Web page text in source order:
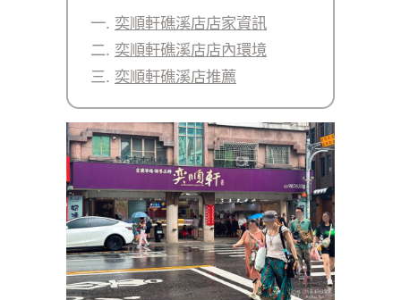
奕順軒礁溪店店家資訊
奕順軒礁溪店店內環境
奕順軒礁溪店推薦